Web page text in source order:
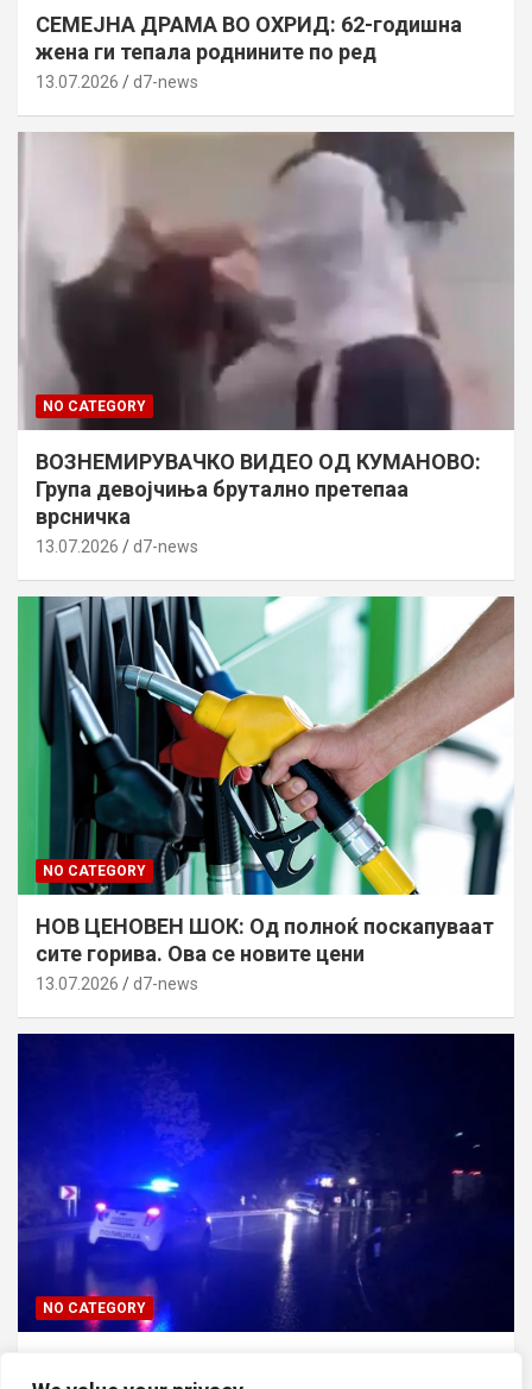
СЕМЕЈНА ДРАМА ВО ОХРИД: 62-годишна
жена ги тепала роднините по ред
13.07.2026 d7-news
NO CATEGORY
ВОЗНЕМИРУВАЧКО ВИДЕО ОД КУМАНОВО:
Група девојчиња брутално претепаа
врсничка
13.07.2026 d7-news
NO CATEGORY
НОВ ЦЕНОВЕН ШОК: Од полноќ поскапуваат
сите горива. Ова се новите цени
13.07.2026 d7-news
NO CATEGORY